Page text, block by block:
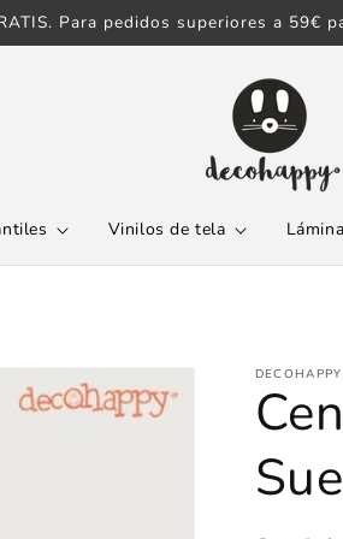
Para pedidos superiores a 59€
Vinilos de tela
DECOHAPPY